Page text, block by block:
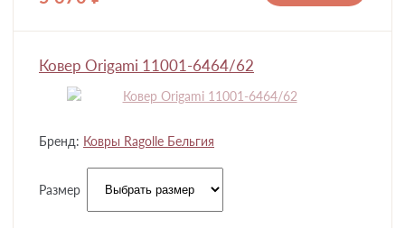
Ковер Origami 11001-6464/62
Бренд: Ковры Ragolle Бельгия
Размер